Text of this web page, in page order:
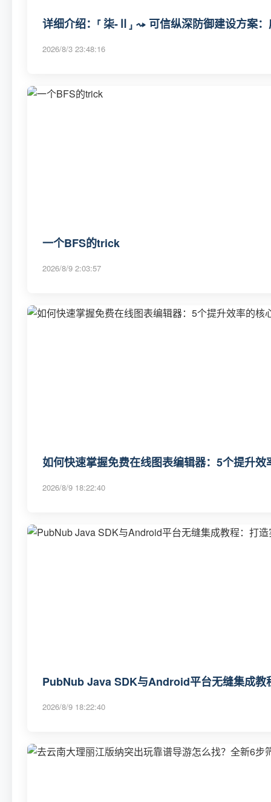
详细介绍：⸢ 柒-Ⅱ⸥ ⤳ 可信纵深防御建设方案
2026/8/3 23:48:16
一个BFS的trick
2026/8/9 2:03:57
如何快速掌握免费在线图表编辑器：5个提升效
2026/8/9 18:22:40
PubNub Java SDK与Android平台无缝集成教
2026/8/9 18:22:40